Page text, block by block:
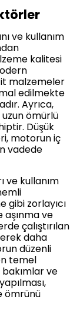
ve kullanım
kalitesi
malzemeler
edilmekte
Ayrıca,
uzun ömürlü
Düşük
motorun iç
vadede
ve kullanım
gibi zorlayıcı
aşınma ve
çalıştırılan
daha
düzenli
temel
ve
ömrünü